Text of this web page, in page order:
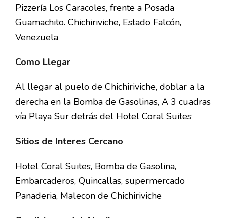
Pizzería Los Caracoles, frente a Posada
Guamachito. Chichiriviche, Estado Falcón,
Venezuela
Como Llegar
Al llegar al puelo de Chichiriviche, doblar a la
derecha en la Bomba de Gasolinas, A 3 cuadras
vía Playa Sur detrás del Hotel Coral Suites
Sitios de Interes Cercano
Hotel Coral Suites, Bomba de Gasolina,
Embarcaderos, Quincallas, supermercado
Panaderia, Malecon de Chichiriviche